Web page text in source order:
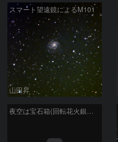
スマート望遠鏡によるM101
山田昇
夜空は宝石箱(回転花火銀河 M101) Seestar50